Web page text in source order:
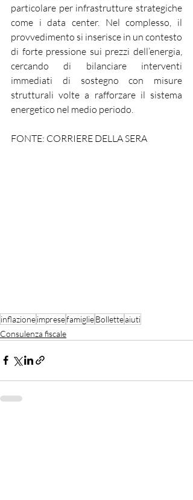
particolare per infrastrutture strategiche
come i data center. Nel complesso, il
provvedimento si inserisce in un contesto
di forte pressione sui prezzi dell’energia,
cercando di bilanciare interventi
immediati di sostegno con misure
strutturali volte a rafforzare il sistema
energetico nel medio periodo.
FONTE: CORRIERE DELLA SERA
inflazioneimpresefamiglieBolletteaiuti
Consulenza fiscale